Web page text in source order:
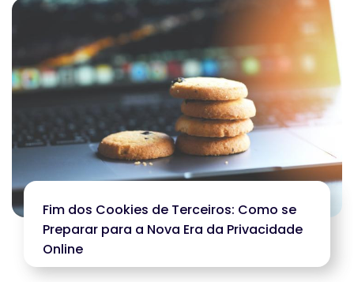
Fim dos Cookies de Terceiros: Como se
Preparar para a Nova Era da Privacidade
Online